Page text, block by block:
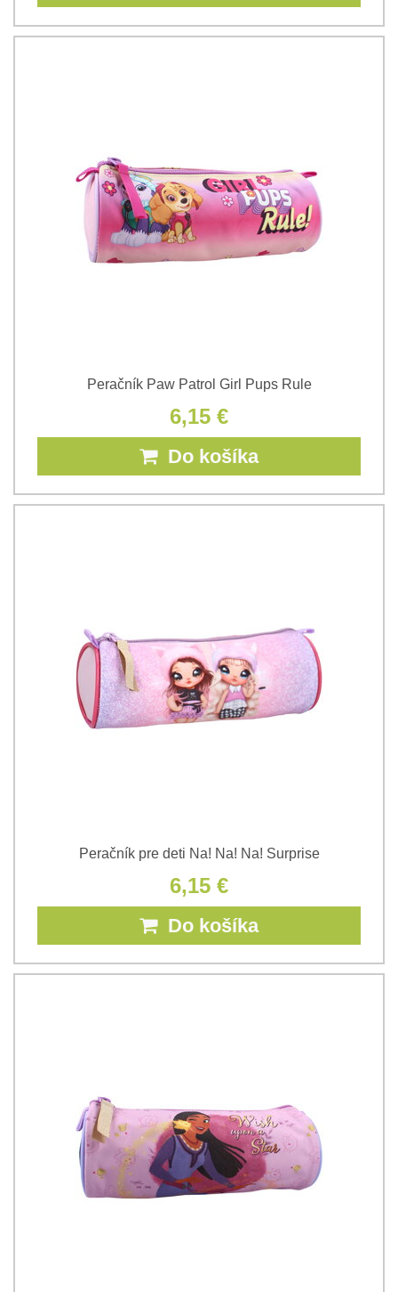
Peračník Paw Patrol Girl Pups Rule
6,15 €
Do košíka
Peračník pre deti Na! Na! Na! Surprise
6,15 €
Do košíka